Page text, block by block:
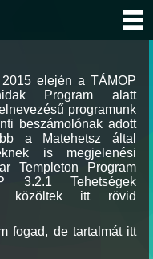
elején a TÁMOP
Program alatt
programunk
beszámolónak adott
a Matehetsz által
is megjelenési
Templeton Program
3.2.1 Tehetségek
közöltek itt rövid
fogad, de tartalmát itt